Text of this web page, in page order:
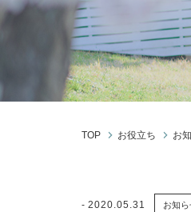
TOP お役立ち お
2020.05.31 お知ら